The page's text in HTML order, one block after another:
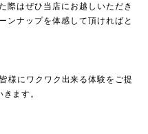
際はぜひ当店にお越しいただき
ンナップを体感して頂ければと
様にワクワク出来る体験をご提
ます。